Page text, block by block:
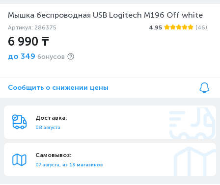
Мышка беспроводная USB Logitech M196 Off white
Артикул: 286375 4.95 (46)
6 990 ₸
до 349 бонусов
Сообщить о снижении цены
Доставка:
08 августа
Самовывоз:
07 августа, из 13 магазинов